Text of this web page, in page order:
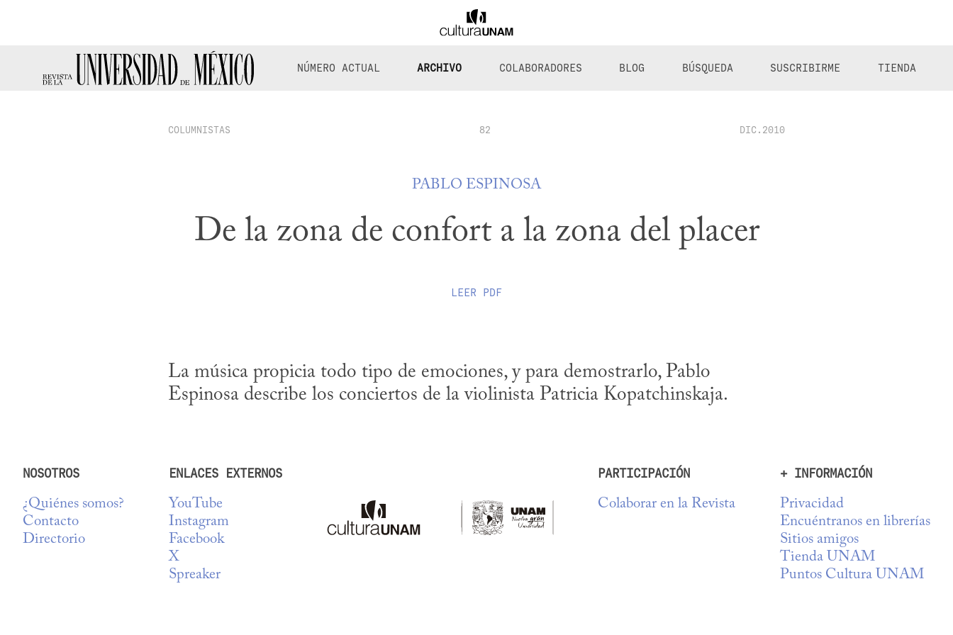
NÚMERO ACTUAL ARCHIVO COLABORADORES BLOG BÚSQUEDA SUSCRIBIRME TIENDA
COLUMNISTAS 82 DIC.2010
PABLO ESPINOSA
De la zona de confort a la zona del placer
LEER PDF
La música propicia todo tipo de emociones, y para demostrarlo, Pablo
Espinosa describe los conciertos de la violinista Patricia Kopatchinskaja.
NOSOTROS
¿Quiénes somos?
Contacto
Directorio
ENLACES EXTERNOS
YouTube
Instagram
Facebook
X
Spreaker
PARTICIPACIÓN
Colaborar en la Revista
+ INFORMACIÓN
Privacidad
Encuéntranos en librerías
Sitios amigos
Tienda UNAM
Puntos Cultura UNAM